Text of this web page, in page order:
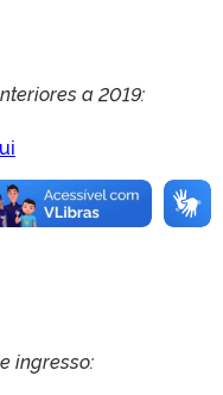
a 2019:
ingresso: